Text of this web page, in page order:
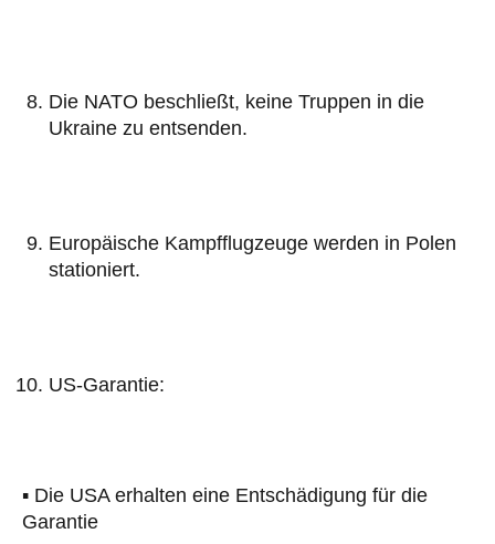
Die NATO beschließt, keine Truppen in die
Ukraine zu entsenden.
Europäische Kampfflugzeuge werden in Polen
stationiert.
US-Garantie:
▪️ Die USA erhalten eine Entschädigung für die
Garantie